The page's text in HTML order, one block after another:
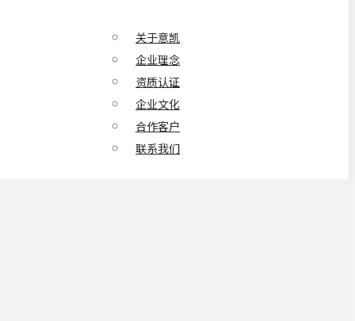
关于意凯
企业理念
资质认证
企业文化
合作客户
联系我们